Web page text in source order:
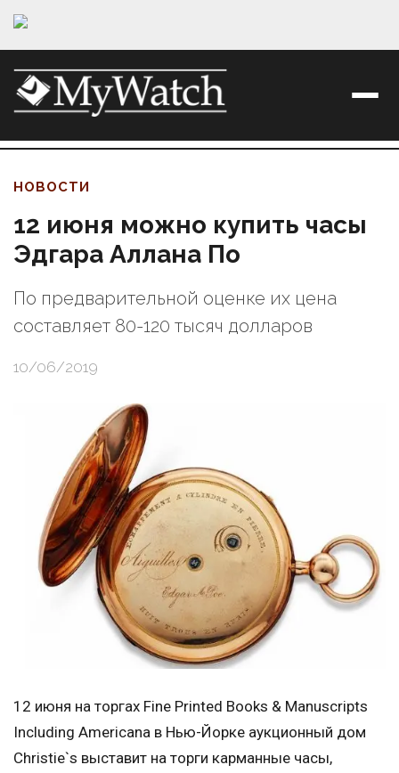
НОВОСТИ
12 июня можно купить часы
Эдгара Аллана По
По предварительной оценке их цена
составляет 80-120 тысяч долларов
10/06/2019
12 июня на торгах Fine Printed Books & Manuscripts
Including Americana в Нью-Йорке аукционный дом
Christie`s выставит на торги карманные часы,